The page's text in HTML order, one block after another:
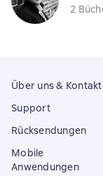
2
Über uns &
Support
Rücksendungen
Mobile
Anwendungen